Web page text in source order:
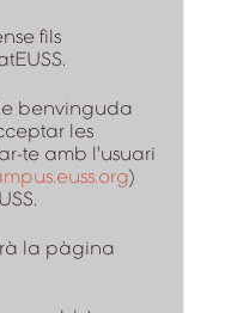
fils
benvinguda
les
te amb l'usuari
)
la pàgina